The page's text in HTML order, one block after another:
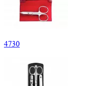
4730